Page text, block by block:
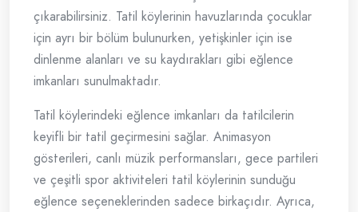
çıkarabilirsiniz. Tatil köylerinin havuzlarında çocuklar
için ayrı bir bölüm bulunurken, yetişkinler için ise
dinlenme alanları ve su kaydırakları gibi eğlence
imkanları sunulmaktadır.
Tatil köylerindeki eğlence imkanları da tatilcilerin
keyifli bir tatil geçirmesini sağlar. Animasyon
gösterileri, canlı müzik performansları, gece partileri
ve çeşitli spor aktiviteleri tatil köylerinin sunduğu
eğlence seçeneklerinden sadece birkaçıdır. Ayrıca,